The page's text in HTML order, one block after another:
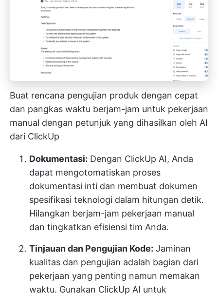
Buat rencana pengujian produk dengan cepat
dan pangkas waktu berjam-jam untuk pekerjaan
manual dengan petunjuk yang dihasilkan oleh AI
dari ClickUp
Dokumentasi: Dengan ClickUp AI, Anda
dapat mengotomatiskan proses
dokumentasi inti dan membuat dokumen
spesifikasi teknologi dalam hitungan detik.
Hilangkan berjam-jam pekerjaan manual
dan tingkatkan efisiensi tim Anda.
Tinjauan dan Pengujian Kode: Jaminan
kualitas dan pengujian adalah bagian dari
pekerjaan yang penting namun memakan
waktu. Gunakan ClickUp AI untuk